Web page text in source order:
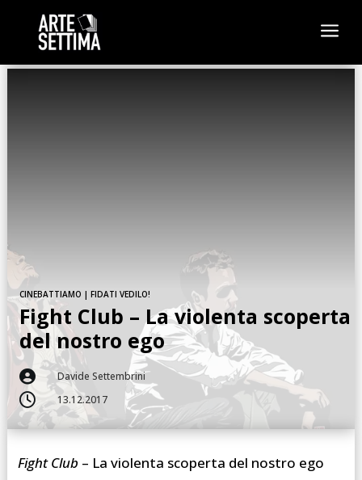
a
CINEBATTIAMO | FIDATI VEDILO!
Fight Club – La violenta scoperta
del nostro ego
 Davide Settembrini
 13.12.2017
Fight Club – La violenta scoperta del nostro ego